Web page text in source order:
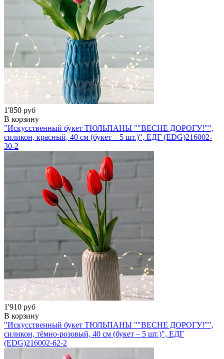
1'850 руб
В корзину
"Искусственный букет ТЮЛЬПАНЫ ""ВЕСНЕ ДОРОГУ!"",
силикон, красный, 40 см (букет – 5 шт.)", ЕДГ (EDG)216002-
30-2
1'910 руб
В корзину
"Искусственный букет ТЮЛЬПАНЫ ""ВЕСНЕ ДОРОГУ!"",
силикон, тёмно-розовый, 40 см (букет – 5 шт.)", ЕДГ
(EDG)216002-62-2